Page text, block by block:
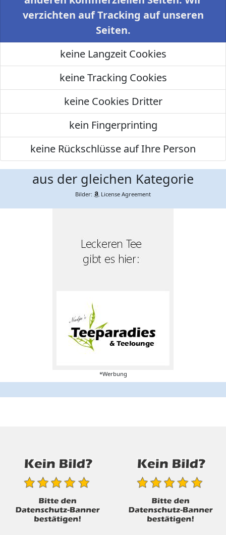
verzichten auf Tracking auf unseren
Seiten.
keine Langzeit Cookies
keine Tracking Cookies
keine Cookies Dritter
kein Fingerprinting
keine Rückschlüsse auf Ihre Person
aus der gleichen Kategorie
Bilder: License Agreement
*Werbung